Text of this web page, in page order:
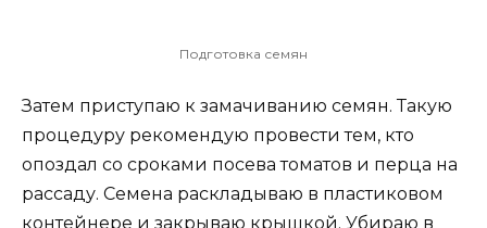
Подготовка семян
Затем приступаю к замачиванию семян. Такую
процедуру рекомендую провести тем, кто
опоздал со сроками посева томатов и перца на
рассаду. Семена раскладываю в пластиковом
контейнере и закрываю крышкой. Убираю в